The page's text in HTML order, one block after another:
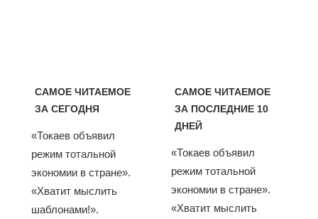
САМОЕ ЧИТАЕМОЕ
ЗА СЕГОДНЯ
«Токаев объявил
режим тотальной
экономии в стране».
«Хватит мыслить
шаблонами!».
САМОЕ ЧИТАЕМОЕ
ЗА ПОСЛЕДНИЕ 10
ДНЕЙ
«Токаев объявил
режим тотальной
экономии в стране».
«Хватит мыслить